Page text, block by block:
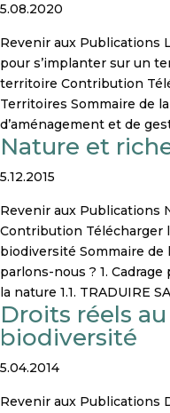
5.08.2020
Revenir aux Publications
pour s’implanter sur un
territoire Contribution
Territoires Sommaire de
d’aménagement et de
Nature et
5.12.2015
Revenir aux Publications
Contribution Télécharger
biodiversité Sommaire
parlons-nous ? 1.
la nature 1.1. TRADUIRE
Droits réels
biodiversité
5.04.2014
Revenir aux Publications